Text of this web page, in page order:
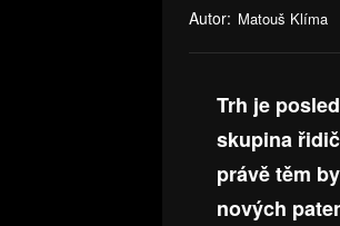
Autor: Matouš Klíma
Trh je
skupina
právě těm
nových